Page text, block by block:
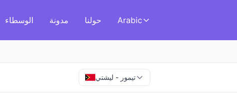
الوسطاء مدونة حولنا Arabic
تيمور - ليشتي